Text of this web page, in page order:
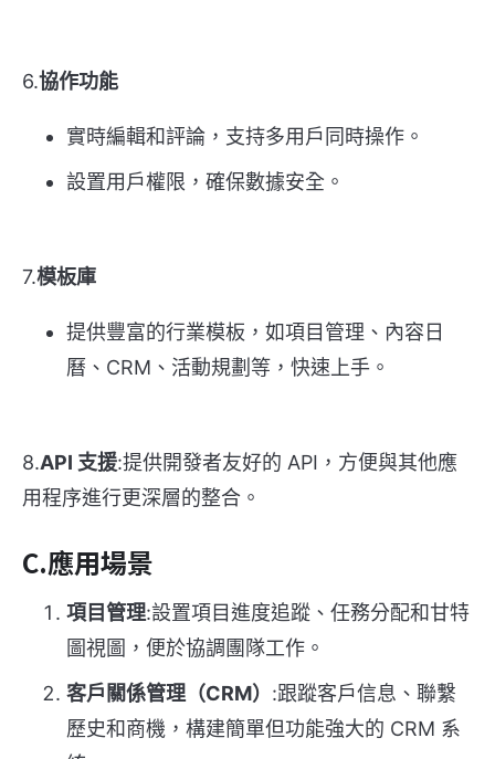
6.協作功能
實時編輯和評論，支持多用戶同時操作。
設置用戶權限，確保數據安全。
7.模板庫
提供豐富的行業模板，如項目管理、內容日
曆、CRM、活動規劃等，快速上手。
8.API 支援:提供開發者友好的 API，方便與其他應
用程序進行更深層的整合。
C.應用場景
項目管理:設置項目進度追蹤、任務分配和甘特
圖視圖，便於協調團隊工作。
客戶關係管理（CRM） :跟蹤客戶信息、聯繫
歷史和商機，構建簡單但功能強大的 CRM 系